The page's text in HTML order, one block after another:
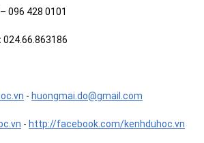
096 428 0101
024.66.863186
- huongmai.do@gmail.com
- http://facebook.com/kenhduhoc.vn